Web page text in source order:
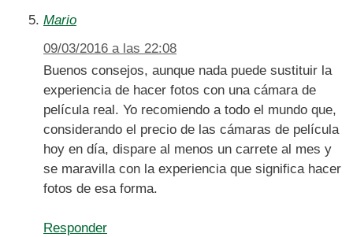
Mario
09/03/2016 a las 22:08
Buenos consejos, aunque nada puede sustituir la
experiencia de hacer fotos con una cámara de
película real. Yo recomiendo a todo el mundo que,
considerando el precio de las cámaras de película
hoy en día, dispare al menos un carrete al mes y
se maravilla con la experiencia que significa hacer
fotos de esa forma.
Responder